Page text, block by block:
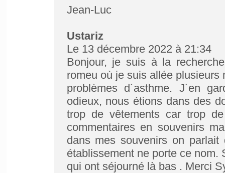
Jean-Luc
Ustariz
Le 13 décembre 2022 à 21:34
Bonjour, je suis à la
romeu où je suis allée
problèmes d´asthme. J´en
odieux, nous étions dans des
trop de vêtements car trop
commentaires en souvenirs
dans mes souvenirs on
établissement ne porte ce nom.
qui ont séjourné là bas . Merci